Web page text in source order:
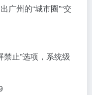
广州的“城市圈”“交
止”选项，系统级